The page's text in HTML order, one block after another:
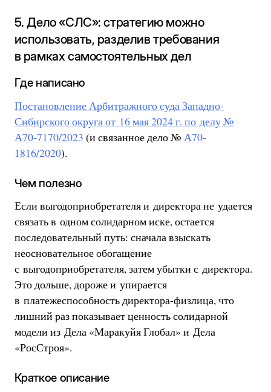
5. Дело «СЛС»: стратегию можно
использовать, разделив требования
в рамках самостоятельных дел
Где написано
Постановление Арбитражного суда Западно-
Сибирского округа от 16 мая 2024 г. по делу №
А70-7170/2023 (и связанное дело № А70-
1816/2020).
Чем полезно
Если выгодоприобретателя и директора не удается
связать в одном солидарном иске, остается
последовательный путь: сначала взыскать
неосновательное обогащение
с выгодоприобретателя, затем убытки с директора.
Это дольше, дороже и упирается
в платежеспособность директора-физлица, что
лишний раз показывает ценность солидарной
модели из Дела «Маракуйя Глобал» и Дела
«РосСтроя».
Краткое описание